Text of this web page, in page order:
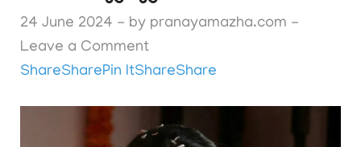
24 June 2024 - by pranayamazha.com -
Leave a Comment
ShareSharePin ItShareShare